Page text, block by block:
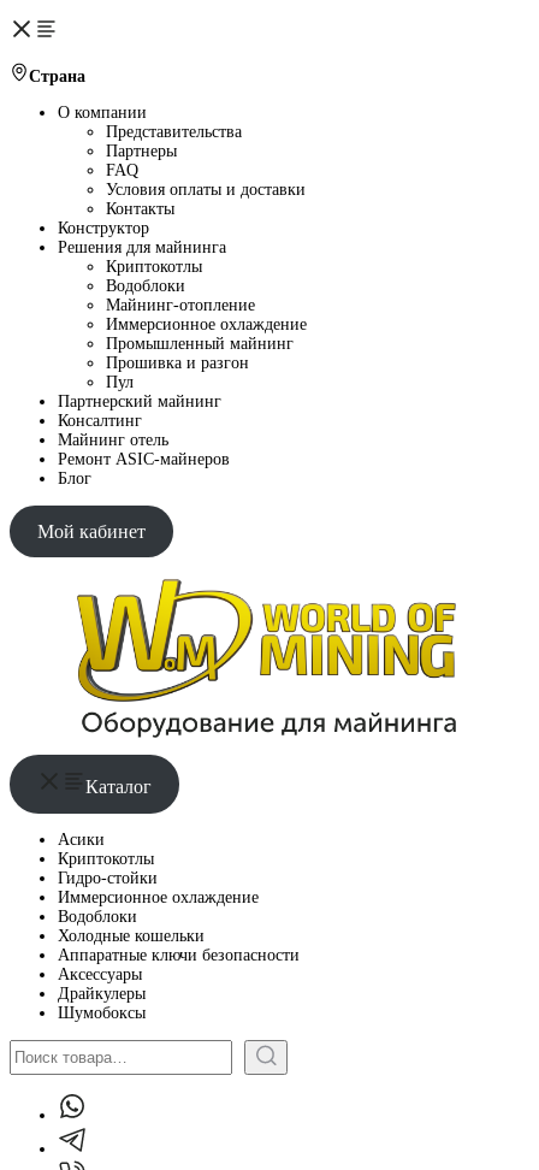
Страна
О компании
Представительства
Партнеры
FAQ
Условия оплаты и доставки
Контакты
Конструктор
Решения для майнинга
Криптокотлы
Водоблоки
Майнинг-отопление
Иммерсионное охлаждение
Промышленный майнинг
Прошивка и разгон
Пул
Партнерский майнинг
Консалтинг
Майнинг отель
Ремонт ASIC-майнеров
Блог
Мой кабинет
Каталог
Асики
Криптокотлы
Гидро-стойки
Иммерсионное охлаждение
Водоблоки
Холодные кошельки
Аппаратные ключи безопасности
Аксессуары
Драйкулеры
Шумобоксы
Поиск